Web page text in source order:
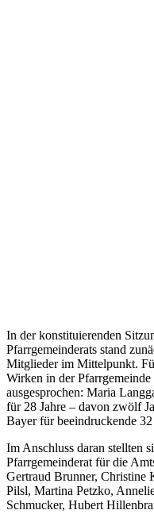
In der konstituierenden
Pfarrgemeinderats stand
Mitglieder im Mittelpunkt.
Wirken in der
ausgesprochen: Maria
für 28 Jahre – davon zwölf
Bayer für beeindruckende
Im Anschluss daran stellten
Pfarrgemeinderat für die
Gertraud Brunner, Christine
Pilsl, Martina Petzko,
Schmucker, Hubert